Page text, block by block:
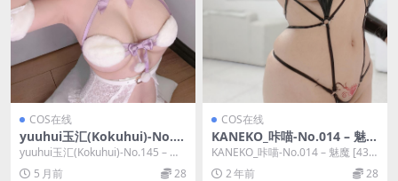
COS在线
yuuhui玉汇(Kokuhui)-No.1
45 – 家有萌宠 [29P 2V]
yuuhui玉汇(Kokuhui)-No.145 – 家
有萌宠 [29P 2V]...
5 月前 28
COS在线
KANEKO_咔喵-No.014 – 魅魔
[43P 3V]
KANEKO_咔喵-No.014 – 魅魔 [43P
3V]，KANEKO_咔喵...
2 年前 28